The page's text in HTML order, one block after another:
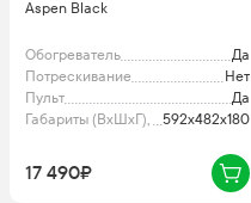
Aspen Black
Обогреватель
Да
Потрескивание
Нет
Пульт
Да
Габариты (ВхШхГ), мм592х482х180
17 490₽